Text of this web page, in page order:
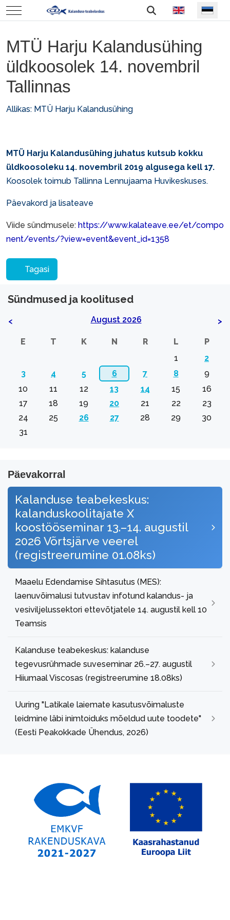
Mobile Menu Toggle Vali keel
MTÜ Harju Kalandusühing
üldkoosolek 14. novembril
Tallinnas
Allikas: MTÜ Harju Kalandusühing
MTÜ Harju Kalandusühing juhatus kutsub kokku
üldkoosoleku 14. novembril 2019 algusega kell 17.
Koosolek toimub Tallinna Lennujaama Huvikeskuses.
Päevakord ja lisateave
Viide sündmusele: https://www.kalateave.ee/et/compo
nent/events/?view=event&event_id=1358
Tagasi
Sündmused ja koolitused
< August 2026 >
E T K N R L
P
1
2
3
4 5 6 7 8
9
10
11 12 13 14 15
16
17
18 19 20 21 22
23
24
25 26 27 28 29
30
31
Päevakorral
Kalanduse teabekeskus:
kalanduskoolitajate X
koostööseminar 13.–14. augustil
2026 Võrtsjärve veerel
(registreerumine 01.08ks)
Maaelu Edendamise Sihtasutus (MES):
laenuvõimalusi tutvustav infotund kalandus- ja
vesiviljelussektori ettevõtjatele 14. augustil kell 10
Teamsis
Kalanduse teabekeskus: kalanduse
tegevusrühmade suveseminar 26.–27. augustil
Hiiumaal Viscosas (registreerumine 18.08ks)
Uuring "Latikale laiemate kasutusvõimaluste
leidmine läbi inimtoiduks mõeldud uute toodete"
(Eesti Peakokkade Ühendus, 2026)